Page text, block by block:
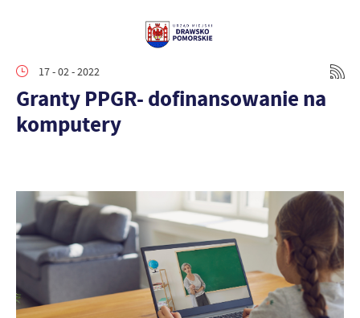
17 - 02 - 2022
Granty PPGR- dofinansowanie na
komputery